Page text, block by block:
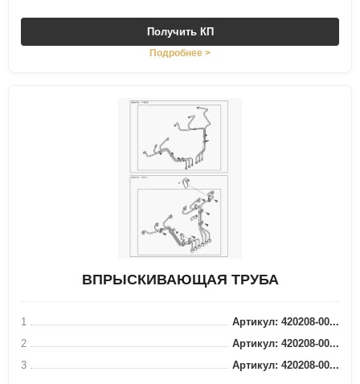
Получить КП
Подробнее >
ВПРЫСКИВАЮЩАЯ ТРУБА
1
Артикул: 420208-00...
2
Артикул: 420208-00...
3
Артикул: 420208-00...